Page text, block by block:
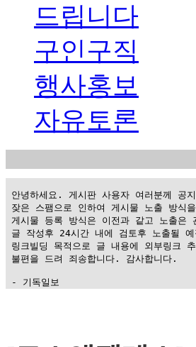
드립니다
구인구직
행사홍보
자유토론
안녕하세요. 게시판 사용자 여러분께 공
잦은 스팸으로 인하여 게시물 노출 방식
게시물 등록 방식은 이전과 같고 노출은
글 작성후 24시간 내에 검토후 노출될
링크빌딩 목적으로 글 내용에 외부링크
불편을 드려 죄송합니다. 감사합니다.
- 기독일보